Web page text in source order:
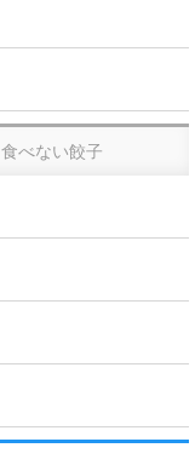
食べない餃子